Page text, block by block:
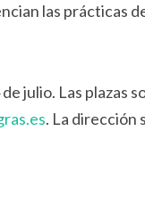
las prácticas
julio. Las plazas
. La dirección